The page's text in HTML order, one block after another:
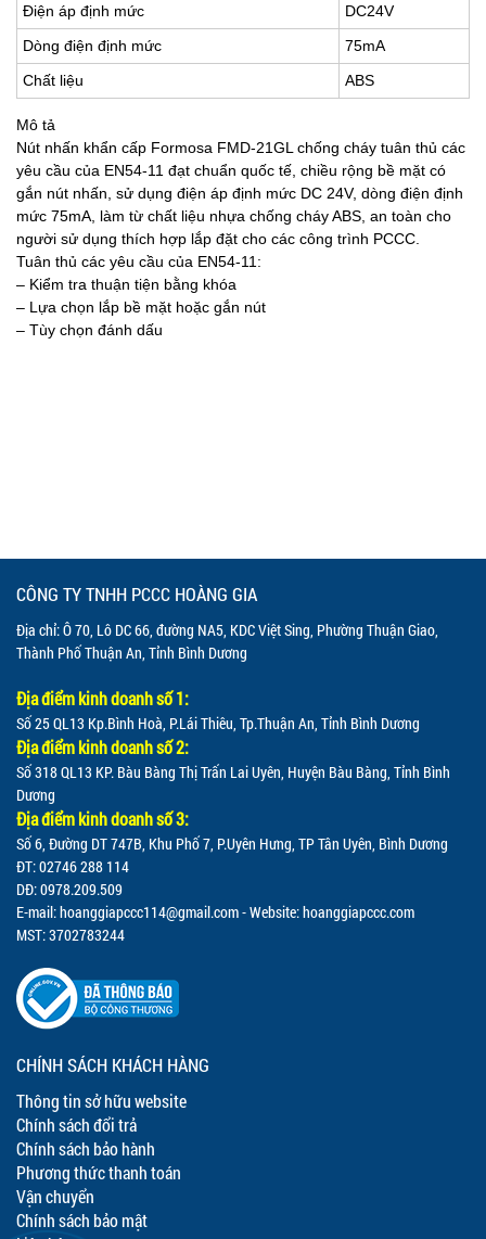
Điện áp định mức
DC24V
Dòng điện định mức
75mA
Chất liệu
ABS
Mô tả
Nút nhấn khẩn cấp Formosa FMD-21GL chống cháy tuân thủ các
yêu cầu của EN54-11 đạt chuẩn quốc tế, chiều rộng bề mặt có
gắn nút nhấn, sử dụng điện áp định mức DC 24V, dòng điện định
mức 75mA, làm từ chất liệu nhựa chống cháy ABS, an toàn cho
người sử dụng thích hợp lắp đặt cho các công trình PCCC.
Tuân thủ các yêu cầu của EN54-11:
– Kiểm tra thuận tiện bằng khóa
– Lựa chọn lắp bề mặt hoặc gắn nút
– Tùy chọn đánh dấu
CÔNG TY TNHH PCCC HOÀNG GIA
Địa chỉ: Ô 70, Lô DC 66, đường NA5, KDC Việt Sing, Phường Thuận Giao,
Thành Phố Thuận An, Tỉnh Bình Dương
Địa điểm kinh doanh số 1:
Số 25 QL13 Kp.Bình Hoà, P.Lái Thiêu, Tp.Thuận An, Tỉnh Bình Dương
Địa điểm kinh doanh số 2:
Số 318 QL13 KP. Bàu Bàng Thị Trấn Lai Uyên, Huyện Bàu Bàng, Tỉnh Bình
Dương
Địa điểm kinh doanh số 3:
Số 6, Đường DT 747B, Khu Phố 7, P.Uyên Hưng, TP Tân Uyên, Bình Dương
ĐT: 02746 288 114
DĐ: 0978.209.509
E-mail:hoanggiapccc114@gmail.com- Website: hoanggiapccc.com
MST: 3702783244
CHÍNH SÁCH KHÁCH HÀNG
Thông tin sở hữu website
Chính sách đổi trả
Chính sách bảo hành
Phương thức thanh toán
Vận chuyển
Chính sách bảo mật